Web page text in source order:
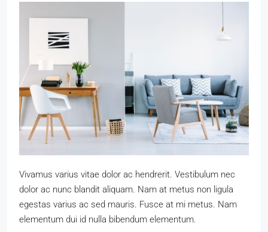
Vivamus varius vitae dolor ac hendrerit. Vestibulum nec
dolor ac nunc blandit aliquam. Nam at metus non ligula
egestas varius ac sed mauris. Fusce at mi metus. Nam
elementum dui id nulla bibendum elementum.